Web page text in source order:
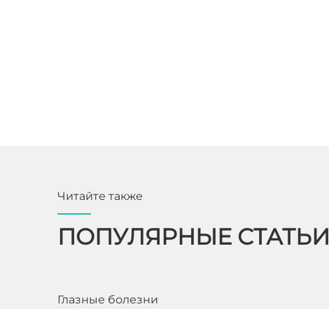
Читайте также
ПОПУЛЯРНЫЕ СТАТЬИ
Глазные болезни